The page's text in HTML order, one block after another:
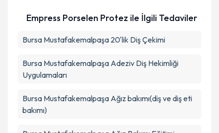
Empress Porselen Protez ile İlgili Tedaviler
Bursa Mustafakemalpaşa 20'lik Diş Çekimi
Bursa Mustafakemalpaşa Adeziv Diş Hekimliği
Uygulamaları
Bursa Mustafakemalpaşa Ağız bakımı(diş ve diş eti
bakımı)